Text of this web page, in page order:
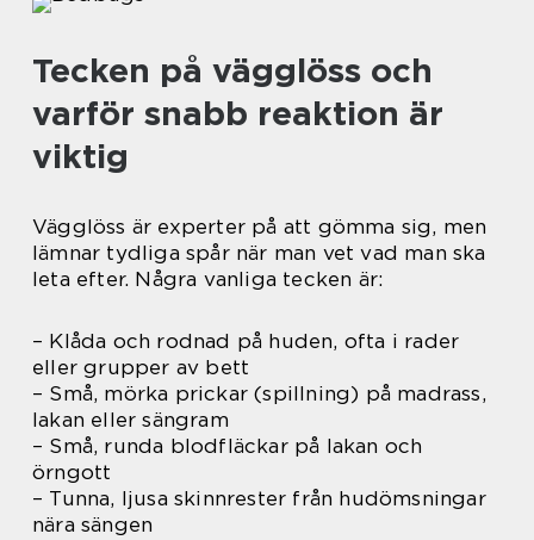
Tecken på vägglöss och
varför snabb reaktion är
viktig
Vägglöss är experter på att gömma sig, men
lämnar tydliga spår när man vet vad man ska
leta efter. Några vanliga tecken är:
– Klåda och rodnad på huden, ofta i rader
eller grupper av bett
– Små, mörka prickar (spillning) på madrass,
lakan eller sängram
– Små, runda blodfläckar på lakan och
örngott
– Tunna, ljusa skinnrester från hudömsningar
nära sängen